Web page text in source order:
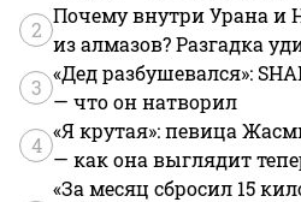
2
Почему внутри Урана и
из алмазов? Разгадка
3
«Дед разбушевался»:
— что он натворил
4
«Я крутая»: певица
— как она выглядит
«За месяц сбросил 15